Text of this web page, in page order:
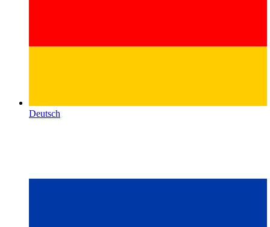
Deutsch